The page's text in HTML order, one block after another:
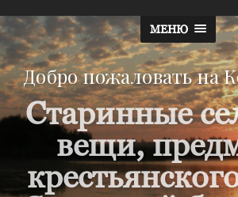
МЕНЮ
Добро пожаловать на
Старинные
вещи,